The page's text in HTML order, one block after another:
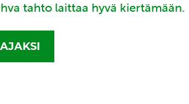
tahto laittaa hyvä kiertämään.